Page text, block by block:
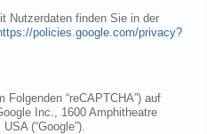
Nutzerdaten finden Sie in der
policies.google.com/privacy?
Folgenden “reCAPTCHA”) auf
Inc., 1600 Amphitheatre
(“Google”).